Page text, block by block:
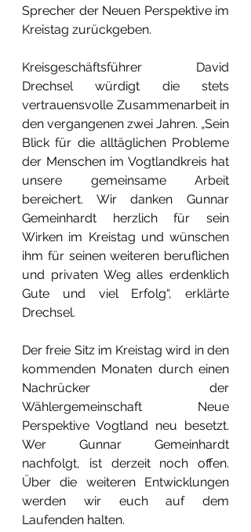
Sprecher der Neuen Perspektive im
Kreistag zurückgeben.
Kreisgeschäftsführer David
Drechsel würdigt die stets
vertrauensvolle Zusammenarbeit in
den vergangenen zwei Jahren. „Sein
Blick für die alltäglichen Probleme
der Menschen im Vogtlandkreis hat
unsere gemeinsame Arbeit
bereichert. Wir danken Gunnar
Gemeinhardt herzlich für sein
Wirken im Kreistag und wünschen
ihm für seinen weiteren beruflichen
und privaten Weg alles erdenklich
Gute und viel Erfolg“, erklärte
Drechsel.
Der freie Sitz im Kreistag wird in den
kommenden Monaten durch einen
Nachrücker der
Wählergemeinschaft Neue
Perspektive Vogtland neu besetzt.
Wer Gunnar Gemeinhardt
nachfolgt, ist derzeit noch offen.
Über die weiteren Entwicklungen
werden wir euch auf dem
Laufenden halten.